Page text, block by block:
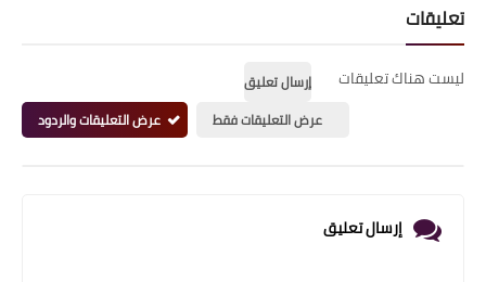
تعليقات
ليست هناك تعليقات
إرسال تعليق
عرض التعليقات فقط
عرض التعليقات والردود
إرسال تعليق